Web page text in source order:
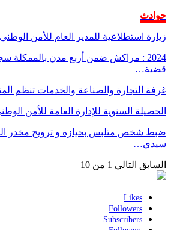
حوادث
زيارة استطلاعية للمدير العام للأمن
قضية…
غرفة التجارة والصناعة والخدمات تنظم
الحصيلة السنوية للإدارة العامة للأمن الوطني
ضبط شخص متلبس بحيازة و ترويج مخدر
سيدي…
السابق التالي 1 من 10
Likes
Followers
Subscribers